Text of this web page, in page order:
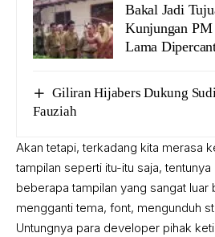
Bakal Jadi
Kunjungan
Lama
Giliran Hijabers Dukung
Fauziah
Akan tetapi, terkadang kita merasa
tampilan seperti itu-itu saja,
beberapa tampilan yang sangat luar
mengganti tema, font, mengunduh
Untungnya para developer pihak